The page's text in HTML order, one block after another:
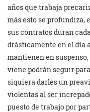
años que trabaja
más esto se profundiza,
sus contratos duran
drásticamente en el día
mantienen en
viene podrán seguir
siquiera darles un
violentas al ser
puesto de trabajo por